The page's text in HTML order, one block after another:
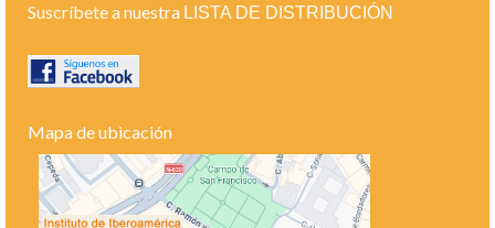
Suscríbete a nuestra LISTA DE DISTRIBUCIÓN
Mapa de ubicación